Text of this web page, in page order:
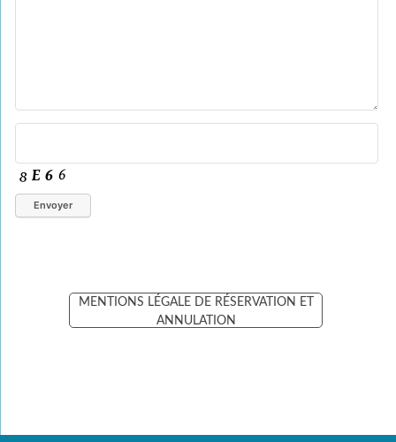
MENTIONS LÉGALE DE RÉSERVATION ET
ANNULATION